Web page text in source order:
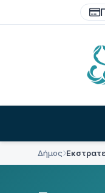
content
main
footer
Δήμος